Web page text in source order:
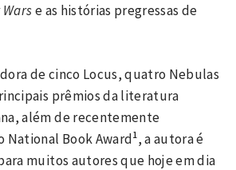
e as histórias pregressas de
de cinco Locus, quatro Nebulas
prêmios da literatura
além de recentemente
National Book Award1 , a autora é
muitos autores que hoje em dia